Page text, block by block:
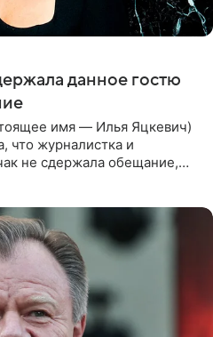
данное гостю
имя — Илья Яцкевич)
что журналистка и
не сдержала обещание,